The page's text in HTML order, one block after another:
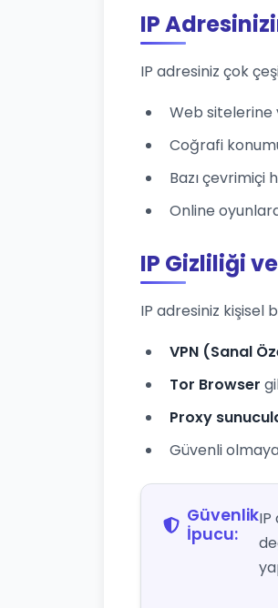
IP
IP adresiniz çok
Web
Coğrafi
Bazı çevrimiçi
Online
IP Gizliliği
IP adresiniz kişisel
VPN (Sanal
Tor Browser
Proxy
Güvenli
Güvenlik
İpucu:
IP